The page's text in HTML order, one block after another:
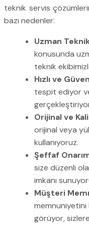
teknik servis
bazı nedenler:
Uzman
konusunda
teknik
Hızlı ve
tespit ediyor
Orijinal ve
orijinal veya
kullanıyoruz.
Şeffaf
size düzenli
imkanı
Müşteri
memnuniyetini
görüyor,